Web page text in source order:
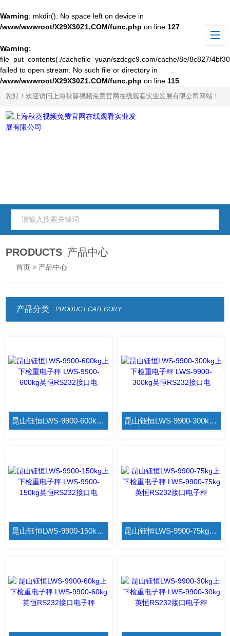
Warning: mkdir(): No space left on device in
/www/wwwroot/X29X30Z1.COM/func.php on line 127
Warning:
file_put_contents(./cachefile_yuan/szdcgc9.com/cache/8e/8c827/
failed to open stream: No such file or directory in
/www/wwwroot/X29X30Z1.COM/func.php on line 115
您好！欢迎访问上海秋葵视频免费官网在线观看实业发展有限公司网站！
PRODUCTS 产品中心
首页 > 产品中心
产品分类 PRODUCT CATEGORY
昆山钰恒LWS-9900-600kg上下检重电子秤 LWS-9900-600kg英恒RS232接口电 昆山钰恒LWS-9900-300kg上下检重电子秤 LWS-9900-300kg英恒RS232接口电
昆山钰恒LWS-9900-150kg上下检重电子秤 LWS-9900-150kg英恒RS232接口电 昆山钰恒LWS-9900-75kg上下检重电子秤 LWS-9900-75kg英恒RS232接口电子秤